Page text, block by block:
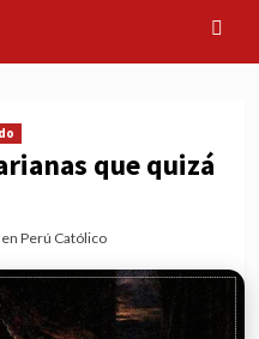
que quizá
Perú Católico